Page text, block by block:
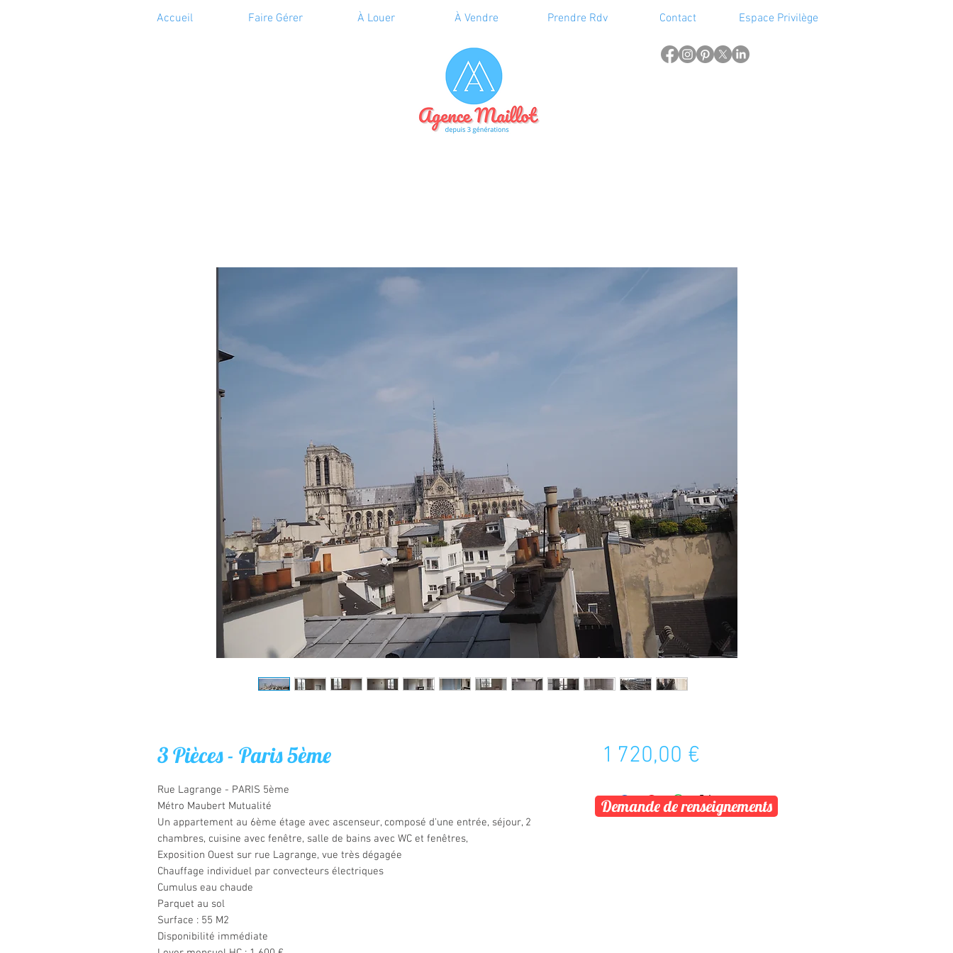
Accueil Faire Gérer À Louer À Vendre Prendre Rdv Contact Espace Privilège
3 Pièces - Paris 5ème
Rue Lagrange - PARIS 5ème
Métro Maubert Mutualité
Un appartement au 6ème étage avec ascenseur, composé d'une entrée, séjour, 2
chambres, cuisine avec fenêtre, salle de bains avec WC et fenêtres,
Exposition Ouest sur rue Lagrange, vue très dégagée
Chauffage individuel par convecteurs électriques
Cumulus eau chaude
Parquet au sol
Surface : 55 M2
Disponibilité immédiate
1 720,00 €Prix
Demande de renseignements